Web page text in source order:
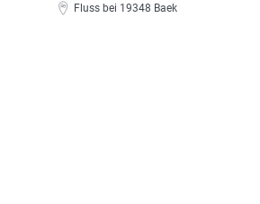
Fluss bei 19348 Baek